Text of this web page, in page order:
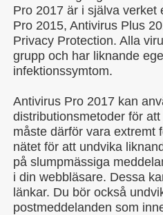
Pro 2017 är i själva verket
Pro 2015, Antivirus Plus
Privacy Protection. Alla
grupp och har liknande
infektionssymtom.
Antivirus Pro 2017 kan
distributionsmetoder för
måste därför vara extremt
nätet för att undvika
på slumpmässiga
i din webbläsare. Dessa
länkar. Du bör också
postmeddelanden som